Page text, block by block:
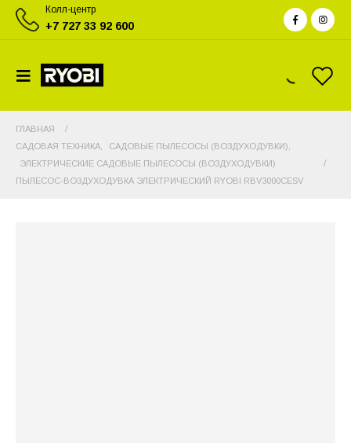
Колл-центр
+7 727 33 92 600
ГЛАВНАЯ
САДОВАЯ ТЕХНИКА
САДОВЫЕ ПЫЛЕСОСЫ (ВОЗДУХОДУВКИ)
ЭЛЕКТРИЧЕСКИЕ САДОВЫЕ ПЫЛЕСОСЫ (ВОЗДУХОДУВКИ)
ПЫЛЕСОС-ВОЗДУХОДУВКА ЭЛЕКТРИЧЕСКИЙ RYOBI RBV3000CESV